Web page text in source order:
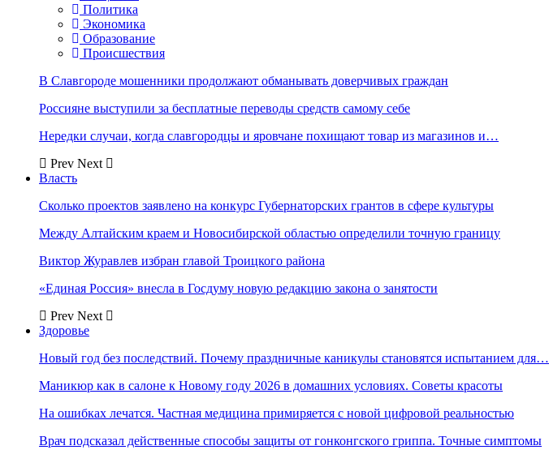
Политика
Экономика
Образование
Происшествия
В Славгороде мошенники продолжают обманывать доверчивых граждан
Россияне выступили за бесплатные переводы средств самому себе
Нередки случаи, когда славгородцы и яровчане похищают товар из магазинов и…
Prev Next
Власть
Сколько проектов заявлено на конкурс Губернаторских грантов в сфере культуры
Между Алтайским краем и Новосибирской областью определили точную границу
Виктор Журавлев избран главой Троицкого района
«Единая Россия» внесла в Госдуму новую редакцию закона о занятости
Prev Next
Здоровье
Новый год без последствий. Почему праздничные каникулы становятся испытанием для…
Маникюр как в салоне к Новому году 2026 в домашних условиях. Советы красоты
На ошибках лечатся. Частная медицина примиряется с новой цифровой реальностью
Врач подсказал действенные способы защиты от гонконгского гриппа. Точные симптомы